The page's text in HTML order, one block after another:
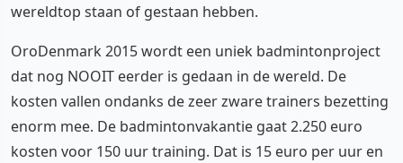
wereldtop staan of gestaan hebben.
OroDenmark 2015 wordt een uniek badmintonproject
dat nog NOOIT eerder is gedaan in de wereld. De
kosten vallen ondanks de zeer zware trainers bezetting
enorm mee. De badmintonvakantie gaat 2.250 euro
kosten voor 150 uur training. Dat is 15 euro per uur en